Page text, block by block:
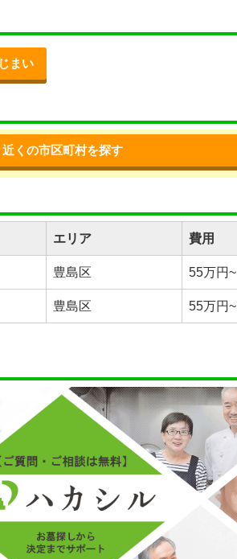
まい
近くの市区町村を探す
エリア 費用
豊島区 55万円~
豊島区 55万円~